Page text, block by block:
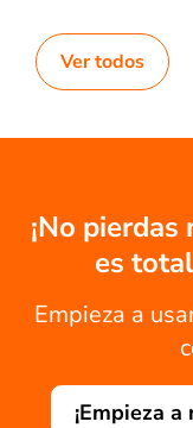
Ver todos
¡No
es
Empieza a
¡Empieza